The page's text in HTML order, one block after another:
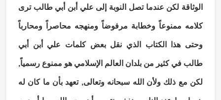
الوثاقة لكن عندما تصل النوبة إلى علي أبن أبي طالب ترى
كلامه ممنوعاً وخطابة مرفوضاً ومنهجه محاصراً ومحارباً
وحتى هذا الكتاب الذي نقل بعض كلمات علي أبن أبي
طالب في كثير من بلدان العالم الإسلامي هو ممنوع رسمياً,
لكن مع ذلك ولأن الله سبحانه وتعالى, تعهد بأن ما كان له